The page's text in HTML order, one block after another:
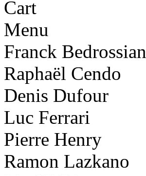
Cart
Menu
Franck Bedrossian
Raphaël Cendo
Denis Dufour
Luc Ferrari
Pierre Henry
Ramon Lazkano